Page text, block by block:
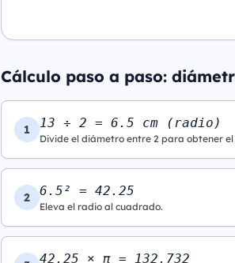
Cálculo paso a paso:
1 13 ÷ 2 = 6.5 cm (radio)
Divide el diámetro entre 2 para obtener
2 6.5² = 42.25
Eleva el radio al cuadrado.
42.25 × π = 132.732